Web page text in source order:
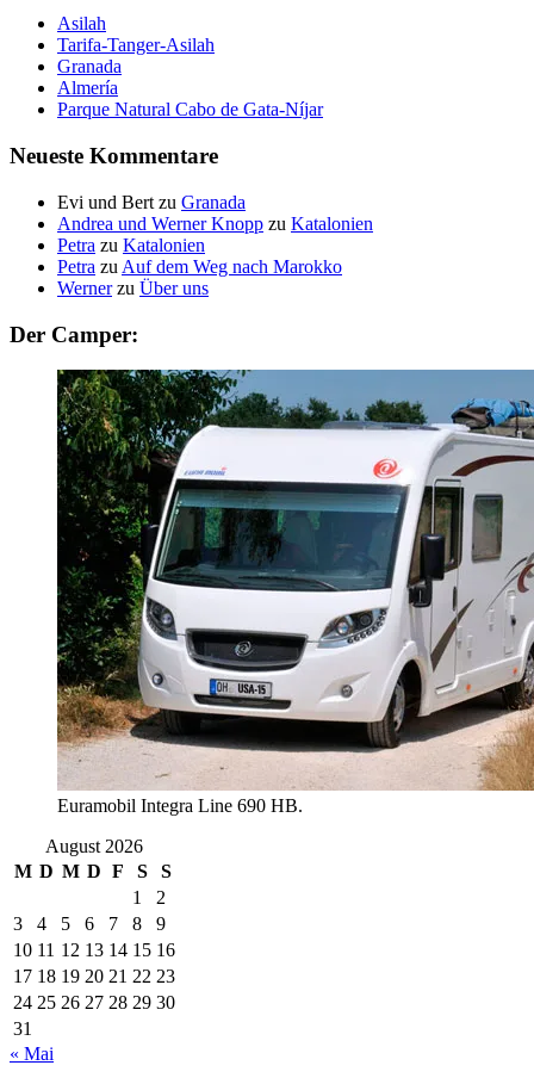
Asilah
Tarifa-Tanger-Asilah
Granada
Almería
Parque Natural Cabo de Gata-Níjar
Neueste Kommentare
Evi und Bert zu Granada
Andrea und Werner Knopp zu Katalonien
Petra zu Katalonien
Petra zu Auf dem Weg nach Marokko
Wernerzu Über uns
Der Camper:
Euramobil Integra Line 690 HB.
August 2026
M D M D F S
S
1
2
3
4 5 6 7 8
9
10 11 12 13 14 15 16
17 18 19 20 21 22 23
24 25 26 27 28 29 30
31
« Mai